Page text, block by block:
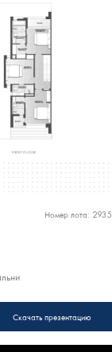
Номер лота: 2935
Скачать презентацию